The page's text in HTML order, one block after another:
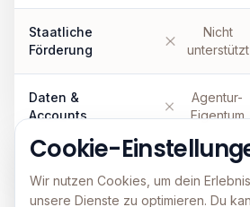
Staatliche
Förderung
Nicht
unterstützt
Daten &
Accounts
Agentur-
Eigentum
Cookie-
Wir nutzen Cookies, um dein
unsere Dienste zu optimieren. Du